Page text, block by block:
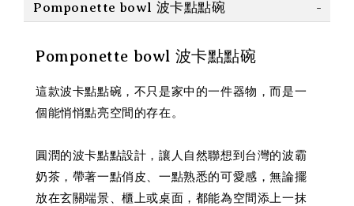
Pomponette bowl 波卡點點碗
Pomponette bowl 波卡點點碗
這款波卡點點碗，不只是家中的一件器物，而是一
個能悄悄點亮空間的存在。
圓潤的波卡點點設計，讓人自然聯想到台灣的波霸
奶茶，帶著一點俏皮、一點熟悉的可愛感，無論擺
放在玄關端景、櫃上或桌面，都能為空間添上一抹